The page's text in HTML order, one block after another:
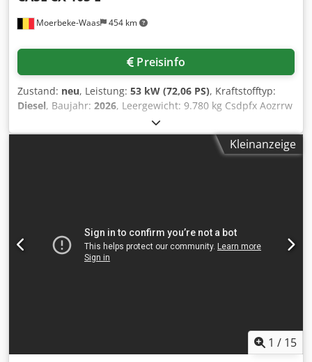
Moerbeke-Waas 454 km
Preisinfo
Zustand: neu, Leistung: 53 kW (72,06 PS), Kraftstofftyp:
Diesel, Baujahr: 2026, Leergewicht: 9.780 kg Csdpfx Aozrrw
Aondsrf Wenden Sie sich an KEY-TEC Sales, um weitere
Informationen zu erhalten.
Kleinanzeige
1 / 15